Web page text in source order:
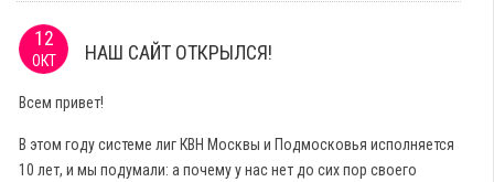
12
ОКТ НАШ САЙТ ОТКРЫЛСЯ!
Всем привет!
В этом году системе лиг КВН Москвы и Подмосковья исполняется
10 лет, и мы подумали: а почему у нас нет до сих пор своего